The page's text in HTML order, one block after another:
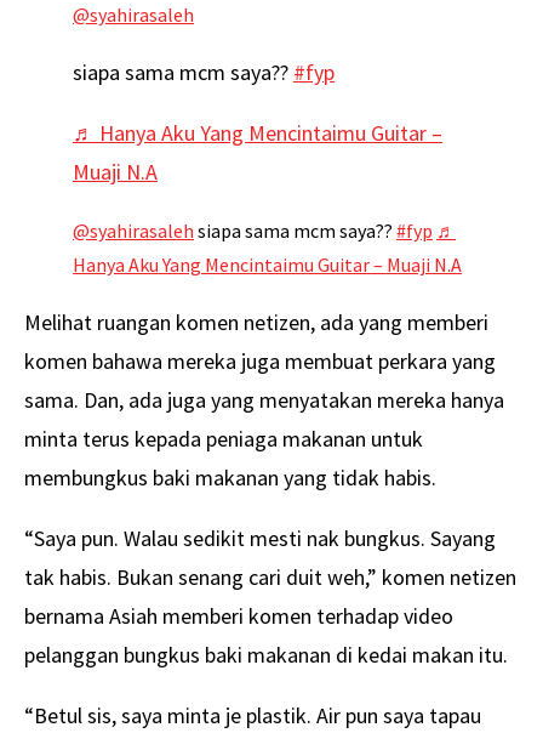
@syahirasaleh
siapa sama mcm saya?? #fyp
♬ Hanya Aku Yang Mencintaimu Guitar –
Muaji N.A
@syahirasaleh siapa sama mcm saya?? #fyp ♬
Hanya Aku Yang Mencintaimu Guitar – Muaji N.A
Melihat ruangan komen netizen, ada yang memberi
komen bahawa mereka juga membuat perkara yang
sama. Dan, ada juga yang menyatakan mereka hanya
minta terus kepada peniaga makanan untuk
membungkus baki makanan yang tidak habis.
“Saya pun. Walau sedikit mesti nak bungkus. Sayang
tak habis. Bukan senang cari duit weh,” komen netizen
bernama Asiah memberi komen terhadap video
pelanggan bungkus baki makanan di kedai makan itu.
“Betul sis, saya minta je plastik. Air pun saya tapau